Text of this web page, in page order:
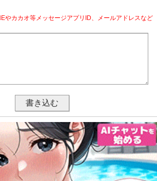
やカカオ等メッセージアプリID、メールアドレスなど